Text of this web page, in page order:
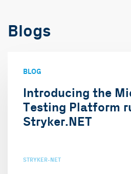
Blogs
BLOG
Introducing the
Testing Platform
Stryker.NET
STRYKER-NET